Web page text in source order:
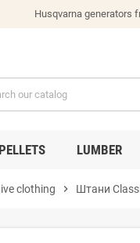
Husqvarna generators
PELLETS LUMBER
clothing chevron_right Штани